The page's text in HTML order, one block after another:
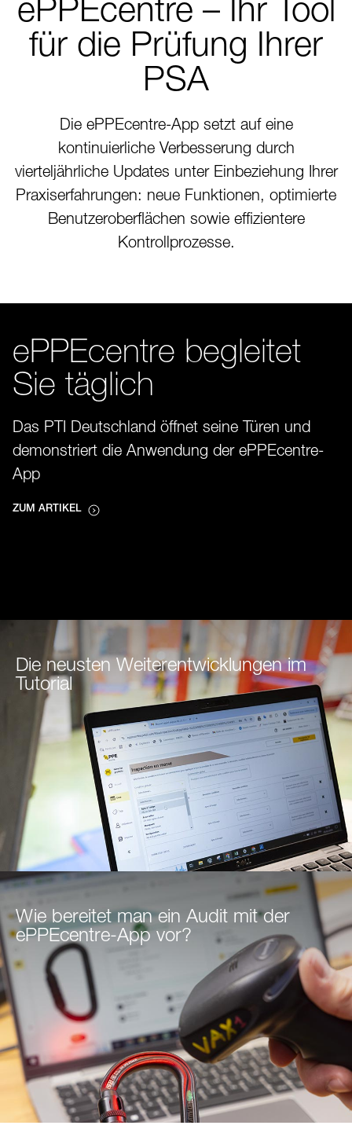
ePPEcentre – Ihr Tool
für die Prüfung Ihrer
PSA
Die ePPEcentre-App setzt auf eine
kontinuierliche Verbesserung durch
vierteljährliche Updates unter Einbeziehung Ihrer
Praxiserfahrungen: neue Funktionen, optimierte
Benutzeroberflächen sowie effizientere
Kontrollprozesse.
ePPEcentre begleitet
Sie täglich
Das PTI Deutschland öffnet seine Türen und
demonstriert die Anwendung der ePPEcentre-
App
ZUM ARTIKEL
Die neusten Weiterentwicklungen im
Tutorial
Wie bereitet man ein Audit mit der
ePPEcentre-App vor?